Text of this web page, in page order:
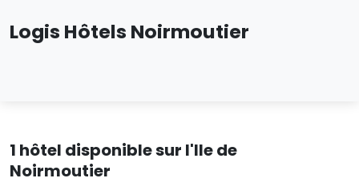
Logis Hôtels Noirmoutier
1 hôtel disponible sur l'Ile de
Noirmoutier